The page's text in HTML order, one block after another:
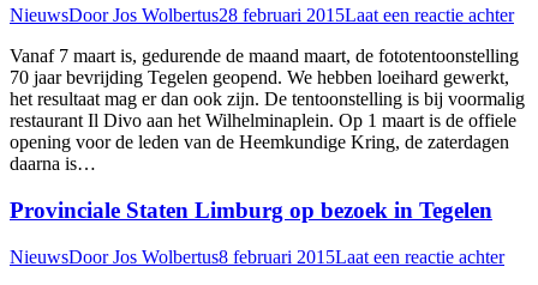
NieuwsDoorJos Wolbertus28 februari 2015Laat een reactie achter
Vanaf 7 maart is, gedurende de maand maart, de fototentoonstelling
70 jaar bevrijding Tegelen geopend. We hebben loeihard gewerkt,
het resultaat mag er dan ook zijn. De tentoonstelling is bij voormalig
restaurant Il Divo aan het Wilhelminaplein. Op 1 maart is de offiele
opening voor de leden van de Heemkundige Kring, de zaterdagen
daarna is…
Provinciale Staten Limburg op bezoek in Tegelen
NieuwsDoorJos Wolbertus8 februari 2015Laat een reactie achter